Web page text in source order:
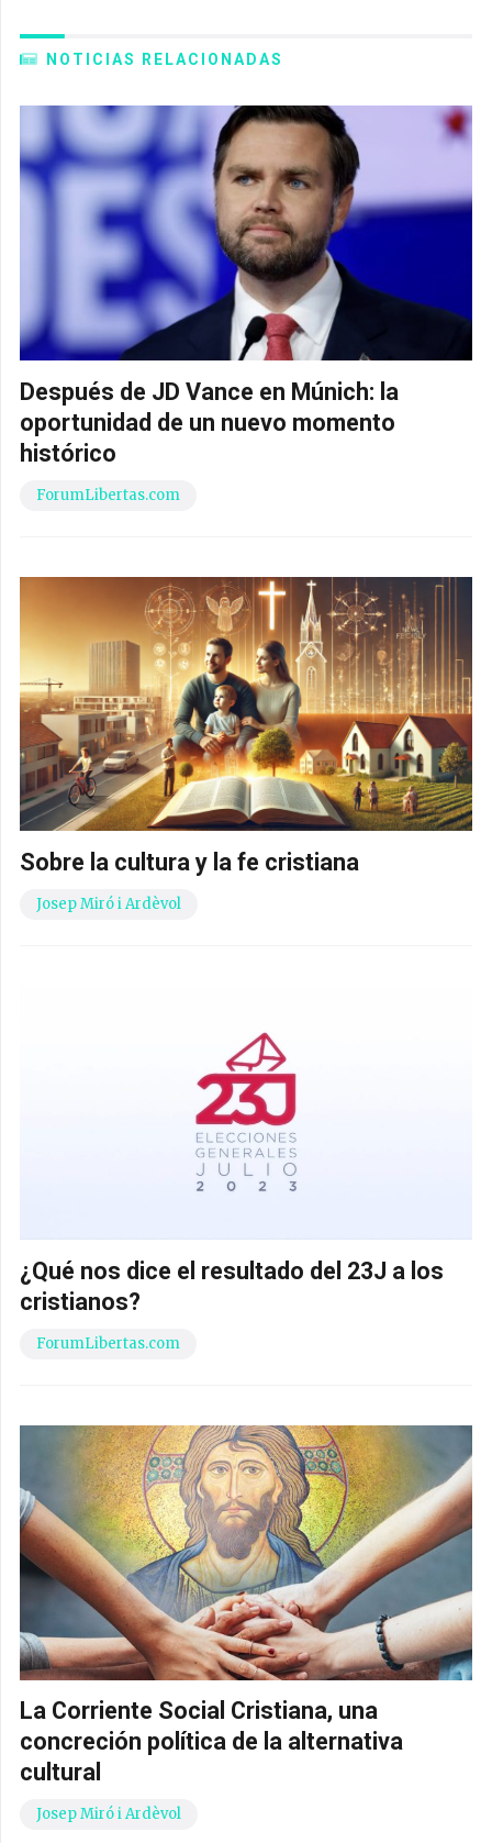
NOTICIAS RELACIONADAS
Después de JD Vance en Múnich: la
oportunidad de un nuevo momento
histórico
ForumLibertas.com
Sobre la cultura y la fe cristiana
Josep Miró i Ardèvol
¿Qué nos dice el resultado del 23J a los
cristianos?
ForumLibertas.com
La Corriente Social Cristiana, una
concreción política de la alternativa
cultural
Josep Miró i Ardèvol